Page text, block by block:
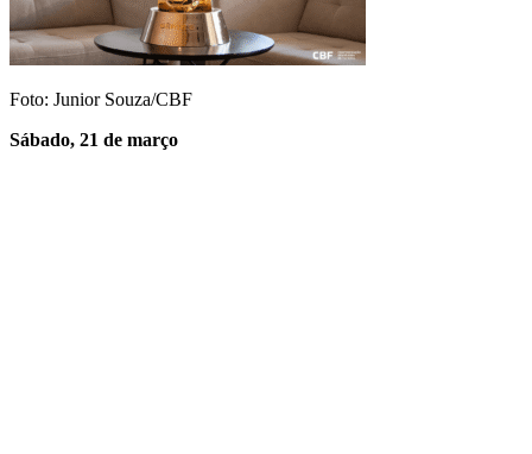
Foto: Junior Souza/CBF
Sábado, 21 de março